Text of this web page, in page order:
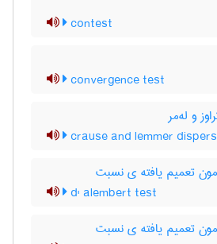
contest
convergence test
و له‌مر
crause and lemmer
تعمیم یافته ی نسبت
d' alembert test
تعمیم یافته ی نسبت